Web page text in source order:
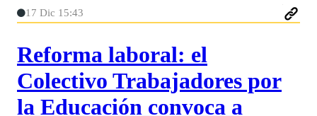
17 Dic 15:43
Reforma laboral: el
Colectivo Trabajadores por
la Educación convoca a